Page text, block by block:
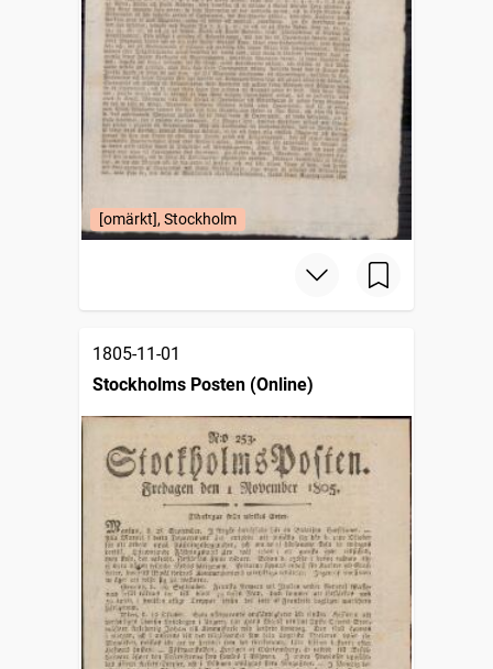
[omärkt], Stockholm
1805-11-01
Stockholms Posten (Online)